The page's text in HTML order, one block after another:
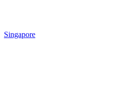
Singapore